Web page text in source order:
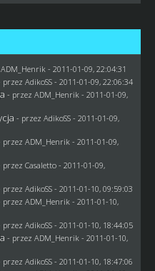
ADM_Henrik - 2011-01-09, 22:04:31
przez AdikoSS - 2011-01-09, 22:06:34
- przez ADM_Henrik - 2011-01-09,
- przez AdikoSS - 2011-01-09,
przez ADM_Henrik - 2011-01-09,
przez Casaletto- 2011-01-09,
przez AdikoSS - 2011-01-10, 09:59:03
przez ADM_Henrik - 2011-01-10,
przez AdikoSS - 2011-01-10, 18:44:05
- przez ADM_Henrik - 2011-01-10,
przez AdikoSS - 2011-01-10, 18:47:06